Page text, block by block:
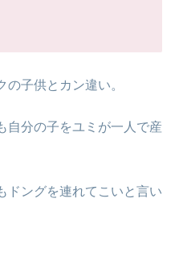
子供とカン違い。
自分の子をユミが一人で産
ドングを連れてこいと言い